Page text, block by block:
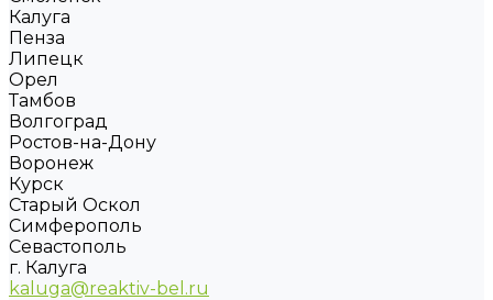
Калуга
Пенза
Липецк
Орел
Тамбов
Волгоград
Ростов-на-Дону
Воронеж
Курск
Старый Оскол
Симферополь
Севастополь
г. Калуга
kaluga@reaktiv-bel.ru